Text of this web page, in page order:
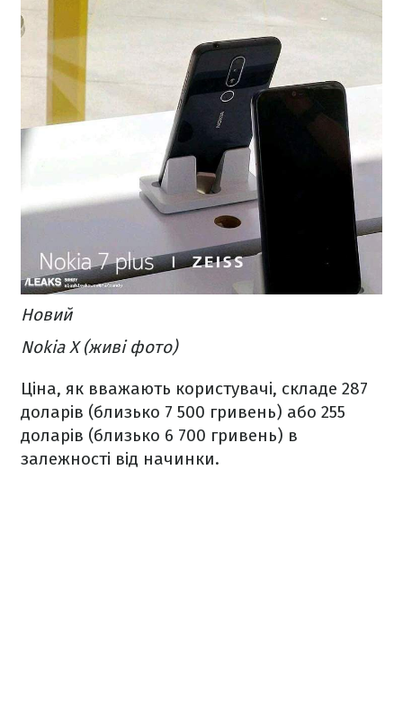
Новий
Nokia X (живі фото)
Ціна, як вважають користувачі, складе 287
доларів (близько 7 500 гривень) або 255
доларів (близько 6 700 гривень) в
залежності від начинки.